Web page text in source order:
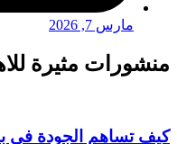
مارس 7, 2026
منشورات مثيرة
كيف تساهم الجودة في